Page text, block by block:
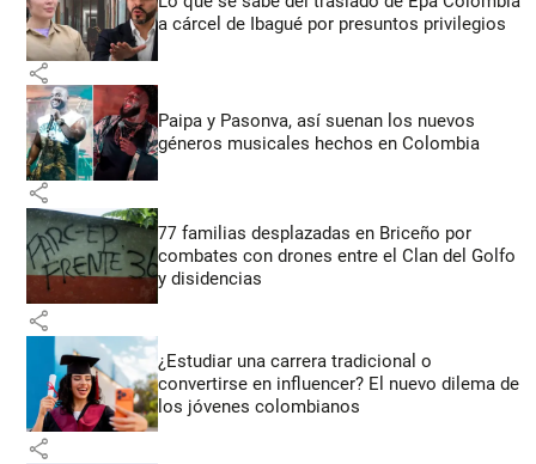
a cárcel de Ibagué por presuntos privilegios
share
Paipa y Pasonva, así suenan los nuevos
géneros musicales hechos en Colombia
share
77 familias desplazadas en Briceño por
combates con drones entre el Clan del Golfo
y disidencias
share
¿Estudiar una carrera tradicional o
convertirse en influencer? El nuevo dilema de
los jóvenes colombianos
share